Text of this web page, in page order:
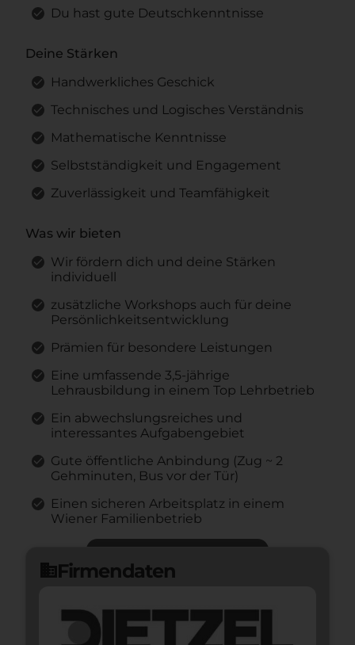
Du hast gute Deutschkenntnisse
Deine Stärken
Handwerkliches Geschick
Technisches und Logisches Verständnis
Mathematische Kenntnisse
Selbstständigkeit und Engagement
Zuverlässigkeit und Teamfähigkeit
Was wir bieten
Wir fördern dich und deine Stärken
individuell
zusätzliche Workshops auch für deine
Persönlichkeitsentwicklung
Prämien für besondere Leistungen
Eine umfassende 3,5-jährige
Lehrausbildung in einem Top Lehrbetrieb
Ein abwechslungsreiches und
interessantes Aufgabengebiet
Gute öffentliche Anbindung (Zug ~ 2
Gehminuten, Bus vor der Tür)
Einen sicheren Arbeitsplatz in einem
Wiener Familienbetrieb
domainFirmendaten